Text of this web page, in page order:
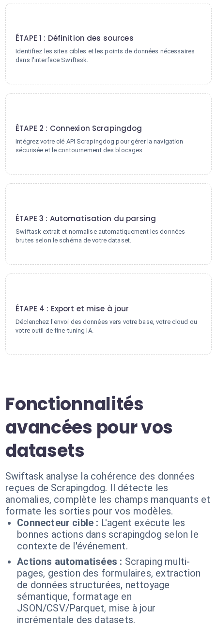
ÉTAPE 1 : Définition des sources
Identifiez les sites cibles et les points de données nécessaires
dans l'interface Swiftask.
ÉTAPE 2 : Connexion Scrapingdog
Intégrez votre clé API Scrapingdog pour gérer la navigation
sécurisée et le contournement des blocages.
ÉTAPE 3 : Automatisation du parsing
Swiftask extrait et normalise automatiquement les données
brutes selon le schéma de votre dataset.
ÉTAPE 4 : Export et mise à jour
Déclenchez l'envoi des données vers votre base, votre cloud ou
votre outil de fine-tuning IA.
Fonctionnalités
avancées pour vos
datasets
Swiftask analyse la cohérence des données
reçues de Scrapingdog. Il détecte les
anomalies, complète les champs manquants et
formate les sorties pour vos modèles.
Connecteur cible : L'agent exécute les
bonnes actions dans scrapingdog selon le
contexte de l'événement.
Actions automatisées : Scraping multi-
pages, gestion des formulaires, extraction
de données structurées, nettoyage
sémantique, formatage en
JSON/CSV/Parquet, mise à jour
incrémentale des datasets.